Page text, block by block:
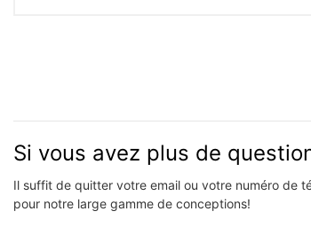
Si vous avez plus de
Il suffit de quitter votre email ou votre numéro de
pour notre large gamme de conceptions!